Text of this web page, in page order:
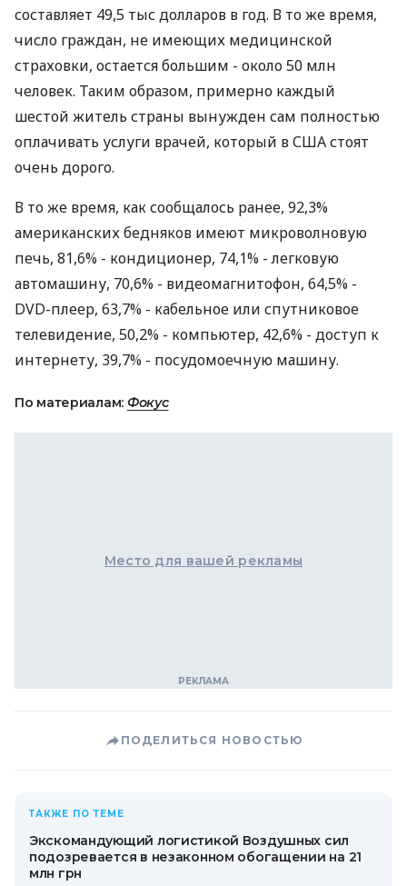
составляет 49,5 тыс долларов в год. В то же время,
число граждан, не имеющих медицинской
страховки, остается большим - около 50 млн
человек. Таким образом, примерно каждый
шестой житель страны вынужден сам полностью
оплачивать услуги врачей, который в США стоят
очень дорого.
В то же время, как сообщалось ранее, 92,3%
американских бедняков имеют микроволновую
печь, 81,6% - кондиционер, 74,1% - легковую
автомашину, 70,6% - видеомагнитофон, 64,5% -
DVD-плеер, 63,7% - кабельное или спутниковое
телевидение, 50,2% - компьютер, 42,6% - доступ к
интернету, 39,7% - посудомоечную машину.
По материалам: Фокус
Место для вашей рекламы
ПОДЕЛИТЬСЯ НОВОСТЬЮ
ТАКЖЕ ПО ТЕМЕ
Экскомандующий логистикой Воздушных сил
подозревается в незаконном обогащении на 21
млн грн